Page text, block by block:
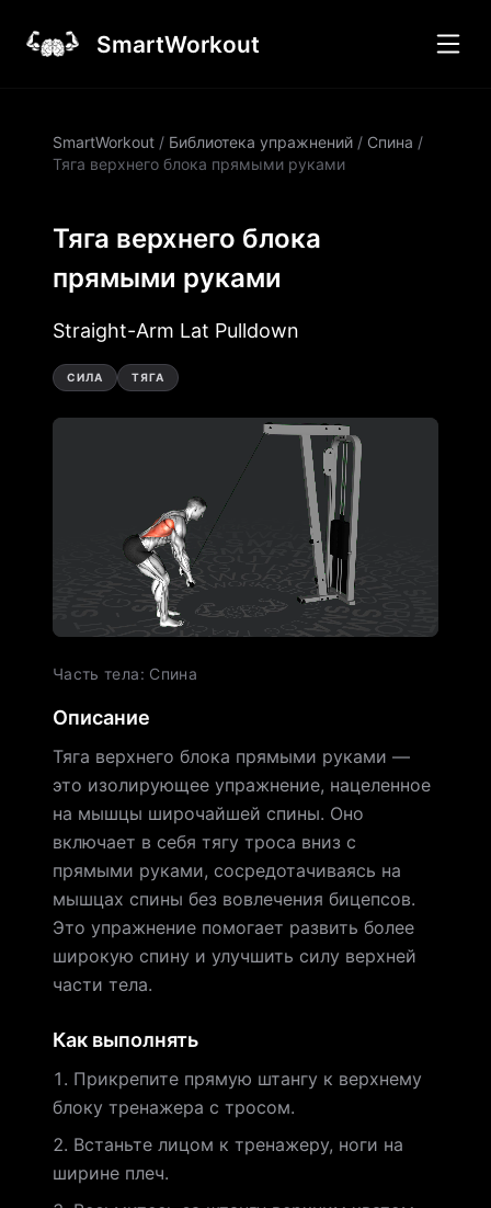
SmartWorkout
SmartWorkout / Библиотека упражнений / Спина /
Тяга верхнего блока прямыми руками
Тяга верхнего блока
прямыми руками
Straight-Arm Lat Pulldown
СИЛА ТЯГА
Часть тела: Спина
Описание
Тяга верхнего блока прямыми руками —
это изолирующее упражнение, нацеленное
на мышцы широчайшей спины. Оно
включает в себя тягу троса вниз с
прямыми руками, сосредотачиваясь на
мышцах спины без вовлечения бицепсов.
Это упражнение помогает развить более
широкую спину и улучшить силу верхней
части тела.
Как выполнять
Прикрепите прямую штангу к верхнему
блоку тренажера с тросом.
Встаньте лицом к тренажеру, ноги на
ширине плеч.